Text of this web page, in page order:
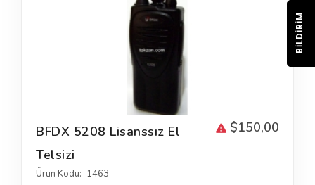
$150,00
BFDX 5208 Lisanssız El
Telsizi
Ürün Kodu: 1463
BILDIRIM